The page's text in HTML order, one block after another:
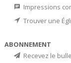
Impressions
Trouver une
ABONNEMENT
Recevez le